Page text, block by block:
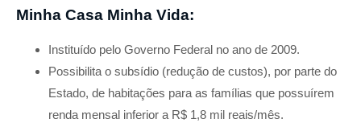
Minha Casa Minha Vida:
Instituído pelo Governo Federal no ano de 2009.
Possibilita o subsídio (redução de custos), por parte do
Estado, de habitações para as famílias que possuírem
renda mensal inferior a R$ 1,8 mil reais/mês.